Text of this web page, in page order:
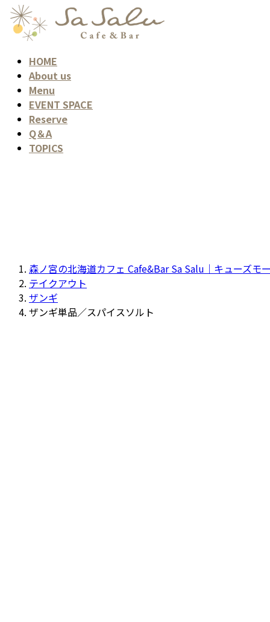
コ
ン
ナ
ビ
HOME
About us
Menu
EVENT SPACE
Reserve
Q＆A
TOPICS
森ノ宮の北海道カフェ Cafe&Bar Sa Salu｜キューズモ
テイクアウト
ザンギ
ザンギ単品／スパイスソルト